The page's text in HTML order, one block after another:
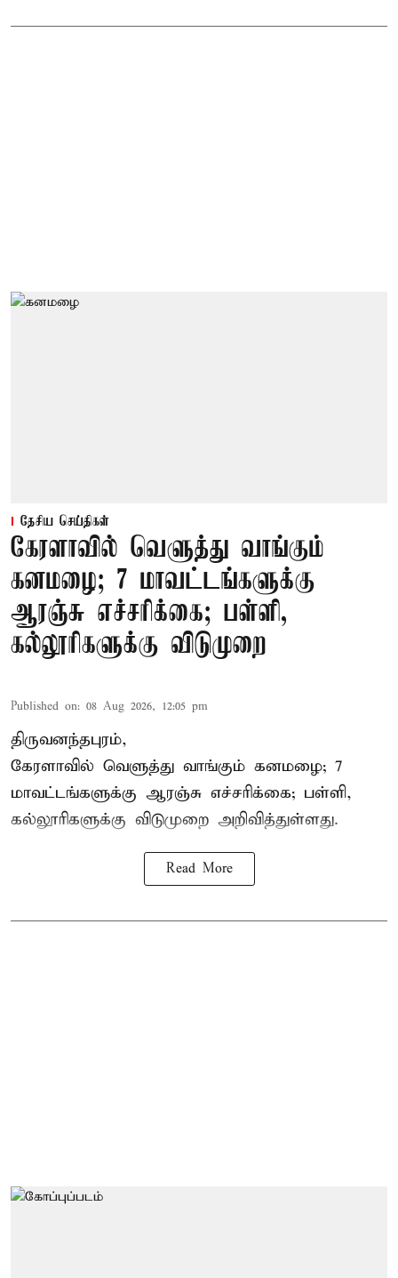
தேசிய செய்திகள்
கேரளாவில் வெளுத்து வாங்கும்
கனமழை; 7 மாவட்டங்களுக்கு
ஆரஞ்சு எச்சரிக்கை; பள்ளி,
கல்லூரிகளுக்கு விடுமுறை
Published on: 08 Aug 2026, 12:05 pm
திருவனந்தபுரம்,
கேரளாவில் வெளுத்து வாங்கும் கனமழை; 7
மாவட்டங்களுக்கு ஆரஞ்சு எச்சரிக்கை; பள்ளி,
கல்லூரிகளுக்கு விடுமுறை அறிவித்துள்ளது.
Read More